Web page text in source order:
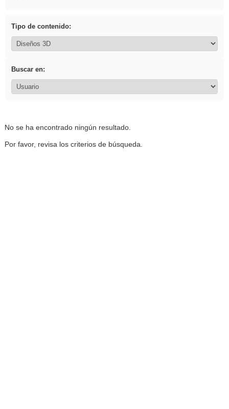
Tipo de contenido:
Buscar en:
No se ha encontrado ningún resultado.
Por favor, revisa los criterios de búsqueda.